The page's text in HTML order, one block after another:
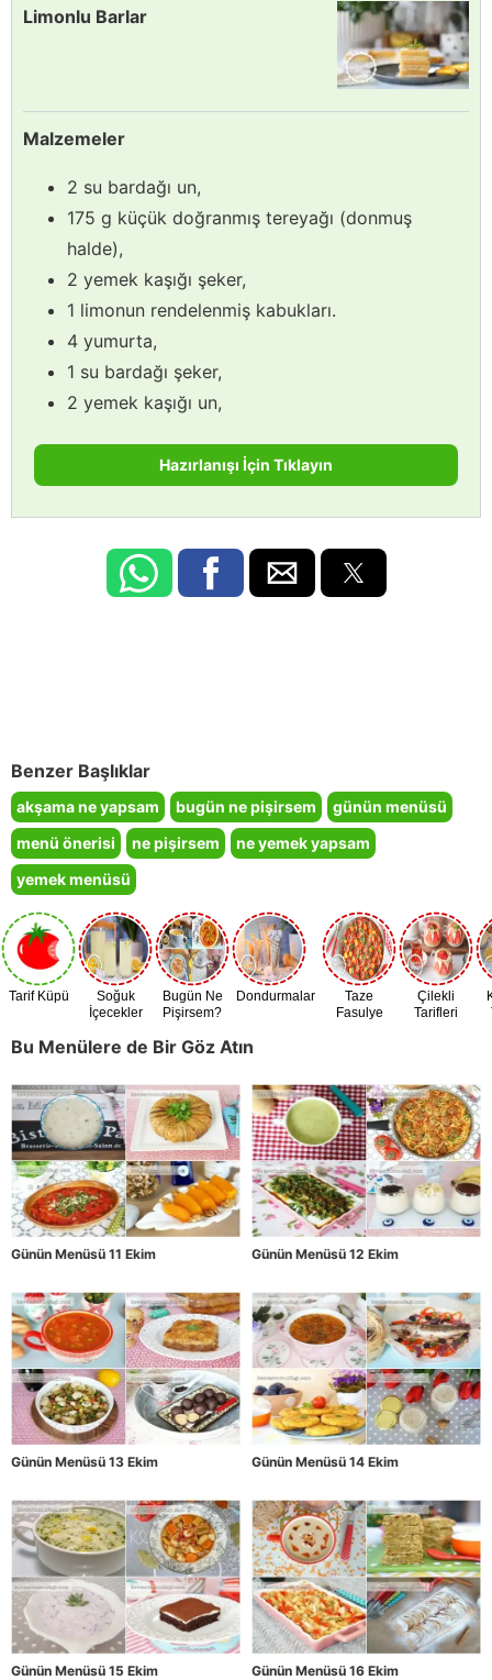
Limonlu Barlar
Malzemeler
2 su bardağı un,
175 g küçük doğranmış tereyağı (donmuş
halde),
2 yemek kaşığı şeker,
1 limonun rendelenmiş kabukları.
4 yumurta,
1 su bardağı şeker,
2 yemek kaşığı un,
Hazırlanışı İçin Tıklayın
Benzer Başlıklar
akşama ne yapsam bugün ne pişirsem
günün menüsü
menü önerisi
ne pişirsem
ne yemek yapsam
yemek menüsü
Tarif Küpü
Soğuk
İçecekler
Bugün Ne
Pişirsem?
Dondurmalar
Taze
Fasulye
Çilekli
Tarifleri
Bu Menülere de Bir Göz Atın
Günün Menüsü 11 Ekim Günün Menüsü 12 Ekim
Günün Menüsü 13 Ekim Günün Menüsü 14 Ekim
Günün Menüsü 15 Ekim Günün Menüsü 16 Ekim